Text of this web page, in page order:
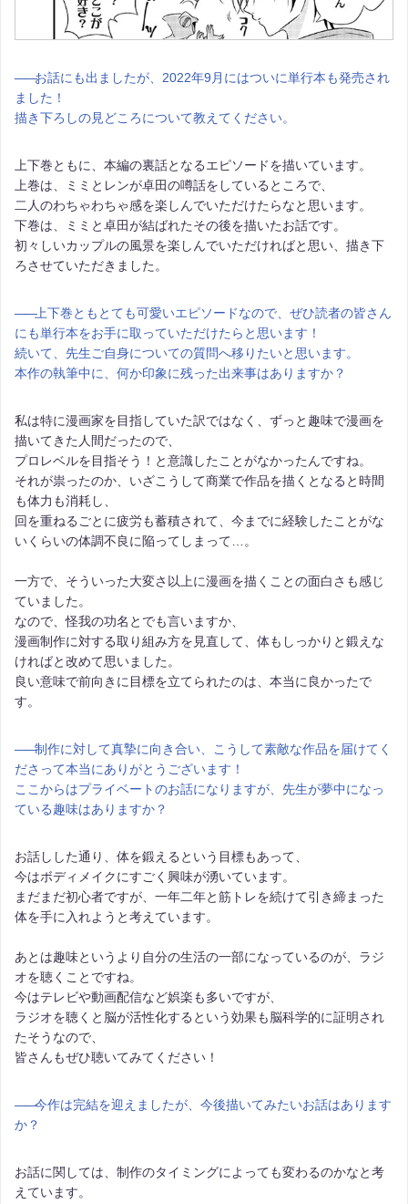
――お話にも出ましたが、2022年9月にはついに単行本も発売され
ました！
描き下ろしの見どころについて教えてください。
上下巻ともに、本編の裏話となるエピソードを描いています。
上巻は、ミミとレンが卓田の噂話をしているところで、
二人のわちゃわちゃ感を楽しんでいただけたらなと思います。
下巻は、ミミと卓田が結ばれたその後を描いたお話です。
初々しいカップルの風景を楽しんでいただければと思い、描き下
ろさせていただきました。
――上下巻ともとても可愛いエピソードなので、ぜひ読者の皆さん
にも単行本をお手に取っていただけたらと思います！
続いて、先生ご自身についての質問へ移りたいと思います。
本作の執筆中に、何か印象に残った出来事はありますか？
私は特に漫画家を目指していた訳ではなく、ずっと趣味で漫画を
描いてきた人間だったので、
プロレベルを目指そう！と意識したことがなかったんですね。
それが祟ったのか、いざこうして商業で作品を描くとなると時間
も体力も消耗し、
回を重ねるごとに疲労も蓄積されて、今までに経験したことがな
いくらいの体調不良に陥ってしまって…。
一方で、そういった大変さ以上に漫画を描くことの面白さも感じ
ていました。
なので、怪我の功名とでも言いますか、
漫画制作に対する取り組み方を見直して、体もしっかりと鍛えな
ければと改めて思いました。
良い意味で前向きに目標を立てられたのは、本当に良かったで
す。
――制作に対して真摯に向き合い、こうして素敵な作品を届けてく
ださって本当にありがとうございます！
ここからはプライベートのお話になりますが、先生が夢中になっ
ている趣味はありますか？
お話しした通り、体を鍛えるという目標もあって、
今はボディメイクにすごく興味が湧いています。
まだまだ初心者ですが、一年二年と筋トレを続けて引き締まった
体を手に入れようと考えています。
あとは趣味というより自分の生活の一部になっているのが、ラジ
オを聴くことですね。
今はテレビや動画配信など娯楽も多いですが、
ラジオを聴くと脳が活性化するという効果も脳科学的に証明され
たそうなので、
皆さんもぜひ聴いてみてください！
――今作は完結を迎えましたが、今後描いてみたいお話はあります
か？
お話に関しては、制作のタイミングによっても変わるのかなと考
えています。